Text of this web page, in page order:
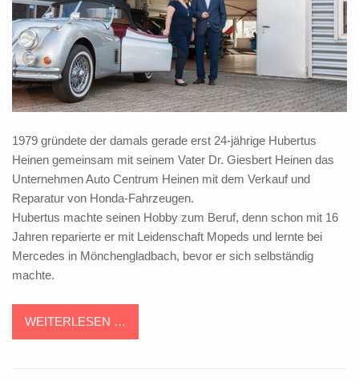
1979 gründete der damals gerade erst 24-jährige Hubertus
Heinen gemeinsam mit seinem Vater Dr. Giesbert Heinen das
Unternehmen Auto Centrum Heinen mit dem Verkauf und
Reparatur von Honda-Fahrzeugen.
Hubertus machte seinen Hobby zum Beruf, denn schon mit 16
Jahren reparierte er mit Leidenschaft Mopeds und lernte bei
Mercedes in Mönchengladbach, bevor er sich selbständig
machte.
WEITERLESEN …